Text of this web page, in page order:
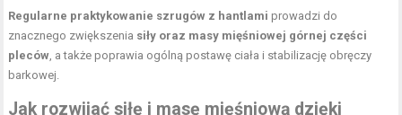
Regularne praktykowanie szrugów z hantlami prowadzi do
znacznego zwiększenia siły oraz masy mięśniowej górnej części
pleców, a także poprawia ogólną postawę ciała i stabilizację obręczy
barkowej.
Jak rozwijać siłę i masę mięśniową dzięki